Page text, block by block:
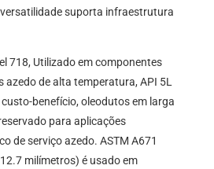
suporta infraestrutura
718, Utilizado em componentes
azedo de alta temperatura, API 5L
benefício, oleodutos em larga
para aplicações
de serviço azedo. ASTM A671
milímetros) é usado em